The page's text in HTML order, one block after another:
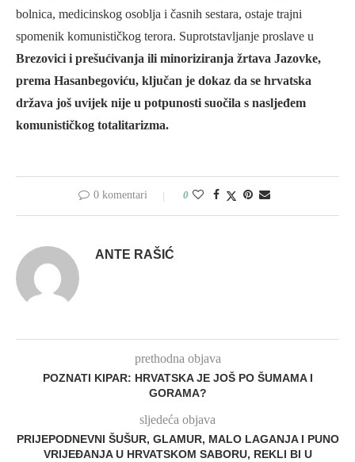
bolnica, medicinskog osoblja i časnih sestara, ostaje trajni
spomenik komunističkog terora. Suprotstavljanje proslave u
Brezovici i prešućivanja ili minoriziranja žrtava Jazovke,
prema Hasanbegoviću, ključan je dokaz da se hrvatska
država još uvijek nije u potpunosti suočila s nasljeđem
komunističkog totalitarizma.
0 komentari 0
ANTE RAŠIĆ
prethodna objava
POZNATI KIPAR: HRVATSKA JE JOŠ PO ŠUMAMA I
GORAMA?
sljedeća objava
PRIJEPODNEVNI ŠUŠUR, GLAMUR, MALO LAGANJA I PUNO
VRIJEĐANJA U HRVATSKOM SABORU, REKLI BI U